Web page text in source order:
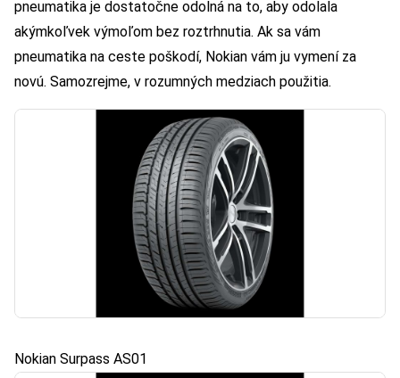
pneumatika je dostatočne odolná na to, aby odolala
akýmkoľvek výmoľom bez roztrhnutia. Ak sa vám
pneumatika na ceste poškodí, Nokian vám ju vymení za
novú. Samozrejme, v rozumných medziach použitia.
Nokian Surpass AS01